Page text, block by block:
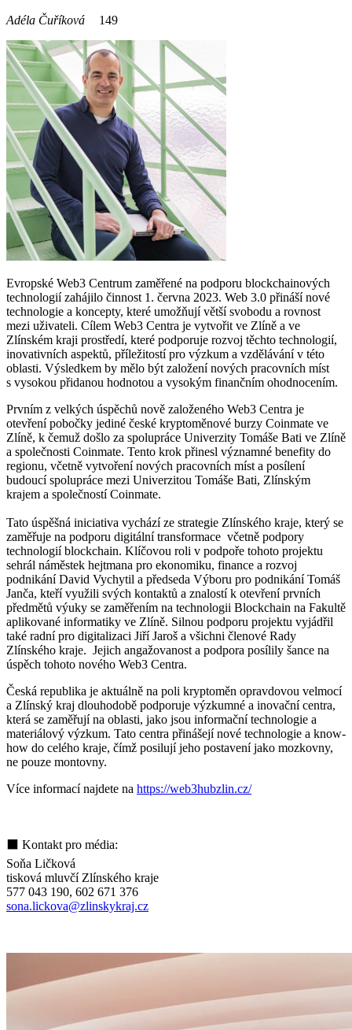
Adéla Čuříková 149
Evropské Web3 Centrum zaměřené na podporu blockchainových
technologií zahájilo činnost 1. června 2023. Web 3.0 přináší nové
technologie a koncepty, které umožňují větší svobodu a rovnost
mezi uživateli. Cílem Web3 Centra je vytvořit ve Zlíně a ve
Zlínském kraji prostředí, které podporuje rozvoj těchto technologií,
inovativních aspektů, příležitostí pro výzkum a vzdělávání v této
oblasti. Výsledkem by mělo být založení nových pracovních míst
s vysokou přidanou hodnotou a vysokým finančním ohodnocením.
Prvním z velkých úspěchů nově založeného Web3 Centra je
otevření pobočky jediné české kryptoměnové burzy Coinmate ve
Zlíně, k čemuž došlo za spolupráce Univerzity Tomáše Bati ve Zlíně
a společnosti Coinmate. Tento krok přinesl významné benefity do
regionu, včetně vytvoření nových pracovních míst a posílení
budoucí spolupráce mezi Univerzitou Tomáše Bati, Zlínským
krajem a společností Coinmate.
Tato úspěšná iniciativa vychází ze strategie Zlínského kraje, který se
zaměřuje na podporu digitální transformace včetně podpory
technologií blockchain. Klíčovou roli v podpoře tohoto projektu
sehrál náměstek hejtmana pro ekonomiku, finance a rozvoj
podnikání David Vychytil a předseda Výboru pro podnikání Tomáš
Janča, kteří využili svých kontaktů a znalostí k otevření prvních
předmětů výuky se zaměřením na technologii Blockchain na Fakultě
aplikované informatiky ve Zlíně. Silnou podporu projektu vyjádřil
také radní pro digitalizaci Jiří Jaroš a všichni členové Rady
Zlínského kraje. Jejich angažovanost a podpora posílily šance na
úspěch tohoto nového Web3 Centra.
Česká republika je aktuálně na poli kryptoměn opravdovou velmocí
a Zlínský kraj dlouhodobě podporuje výzkumné a inovační centra,
která se zaměřují na oblasti, jako jsou informační technologie a
materiálový výzkum. Tato centra přinášejí nové technologie a know-
how do celého kraje, čímž posilují jeho postavení jako mozkovny,
ne pouze montovny.
Více informací najdete na https://web3hubzlin.cz/
⬛ Kontakt pro média:
Soňa Ličková
tisková mluvčí Zlínského kraje
577 043 190, 602 671 376
sona.lickova@zlinskykraj.cz